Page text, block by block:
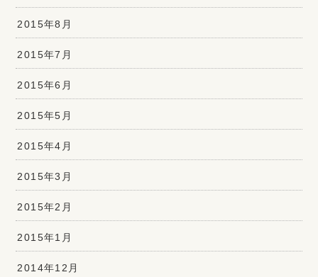
2015年8月
2015年7月
2015年6月
2015年5月
2015年4月
2015年3月
2015年2月
2015年1月
2014年12月